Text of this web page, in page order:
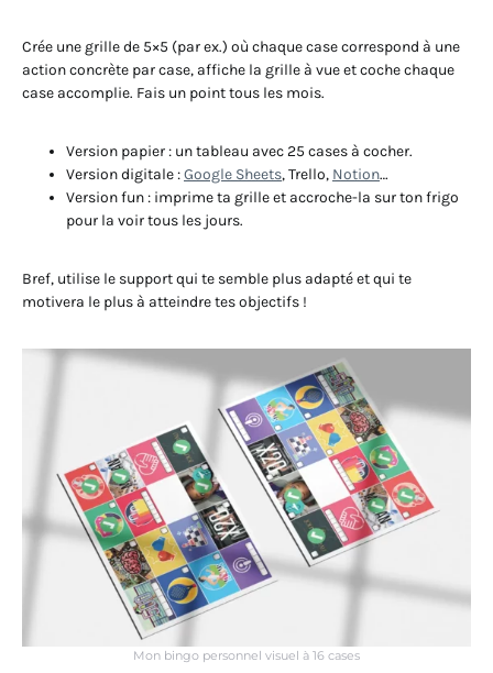
Crée une grille de 5×5 (par ex.) où chaque case correspond à une
action concrète par case, affiche la grille à vue et coche chaque
case accomplie. Fais un point tous les mois.
Version papier : un tableau avec 25 cases à cocher.
Version digitale :Google Sheets, Trello, Notion…
Version fun : imprime ta grille et accroche-la sur ton frigo
pour la voir tous les jours.
Bref, utilise le support qui te semble plus adapté et qui te
motivera le plus à atteindre tes objectifs !
Mon bingo personnel visuel à 16 cases